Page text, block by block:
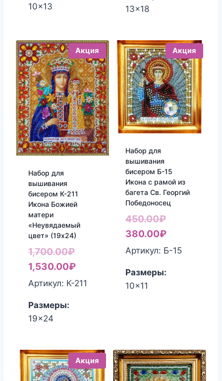
10x13
13x18
Акция
Набор для
вышивания
бисером К-211
Икона Божией
матери
«Неувядаемый
цвет» (19х24)
1,700.00₽Первоначальная
цена
составляла
1,530.00₽Текущая
цена:
Артикул: К-211
Размеры:
19x24
Акция
Набор для
вышивания
бисером Б-15
Икона с рамой из
багета Св. Георгий
Победоносец
450.00₽
цена
составляла
380.00₽Текущая
цена:
Артикул: Б-15
Размеры:
10x11
Акция